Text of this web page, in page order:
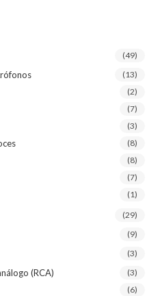
(49)
(13)
(2)
(7)
(3)
(8)
(8)
(7)
(1)
(29)
(9)
(3)
(RCA) (3)
(6)